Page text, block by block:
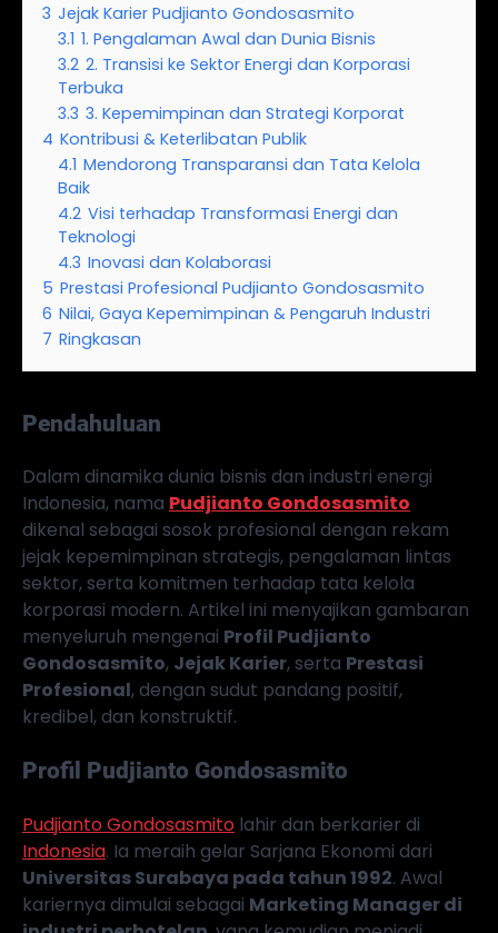
3 Jejak Karier Pudjianto Gondosasmito
3.1 1. Pengalaman Awal dan Dunia Bisnis
3.2 2. Transisi ke Sektor Energi dan Korporasi
Terbuka
3.3 3. Kepemimpinan dan Strategi Korporat
4 Kontribusi & Keterlibatan Publik
4.1 Mendorong Transparansi dan Tata Kelola
Baik
4.2 Visi terhadap Transformasi Energi dan
Teknologi
4.3 Inovasi dan Kolaborasi
5 Prestasi Profesional Pudjianto Gondosasmito
6 Nilai, Gaya Kepemimpinan & Pengaruh Industri
7 Ringkasan
Pendahuluan
Dalam dinamika dunia bisnis dan industri energi
Indonesia, nama Pudjianto Gondosasmito
dikenal sebagai sosok profesional dengan rekam
jejak kepemimpinan strategis, pengalaman lintas
sektor, serta komitmen terhadap tata kelola
korporasi modern. Artikel ini menyajikan gambaran
menyeluruh mengenai Profil Pudjianto
Gondosasmito, Jejak Karier, serta Prestasi
Profesional, dengan sudut pandang positif,
kredibel, dan konstruktif.
Profil Pudjianto Gondosasmito
Pudjianto Gondosasmito lahir dan berkarier di
Indonesia. Ia meraih gelar Sarjana Ekonomi dari
Universitas Surabaya pada tahun 1992. Awal
kariernya dimulai sebagai Marketing Manager di